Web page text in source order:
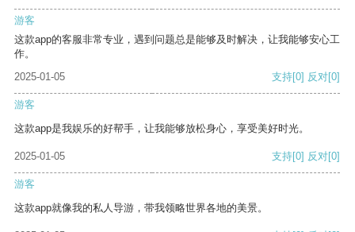
游客
这款app的客服非常专业，遇到问题总是能够及时解决，让我能够安心工
作。
2025-01-05
支持[0] 反对[0]
游客
这款app是我娱乐的好帮手，让我能够放松身心，享受美好时光。
2025-01-05 支持[0] 反对[0]
游客
这款app就像我的私人导游，带我领略世界各地的美景。